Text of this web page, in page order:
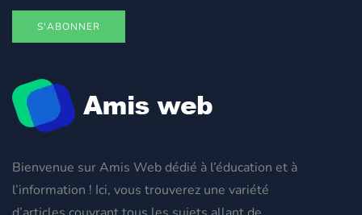
Bienvenue sur Amis Web dédié à l’éducation et à
l’information ! Ici, vous trouverez une variété
S'ABONNER